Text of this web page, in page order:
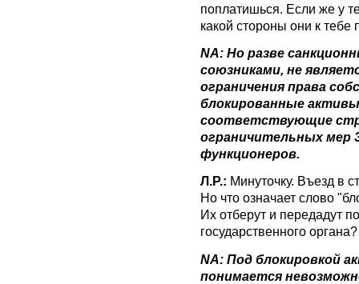
поплатишься. Если же у
какой стороны они к тебе
NA: Но разве
союзниками, не
ограничения права
блокированные
соответствующие
ограничительных мер
функционеров.
Л.Р.: Минуточку. Въезд в
Но что означает слово
Их отберут и передадут
государственного органа?
NA: Под блокировкой
понимается